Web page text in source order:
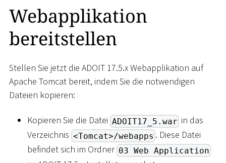
Webapplikation
bereitstellen
Stellen Sie jetzt die ADOIT 17.5.x Webapplikation auf
Apache Tomcat bereit, indem Sie die notwendigen
Dateien kopieren:
Kopieren Sie die Datei ADOIT17_5.war in das
Verzeichnis <Tomcat>/webapps . Diese Datei
befindet sich im Ordner 03 Web Application